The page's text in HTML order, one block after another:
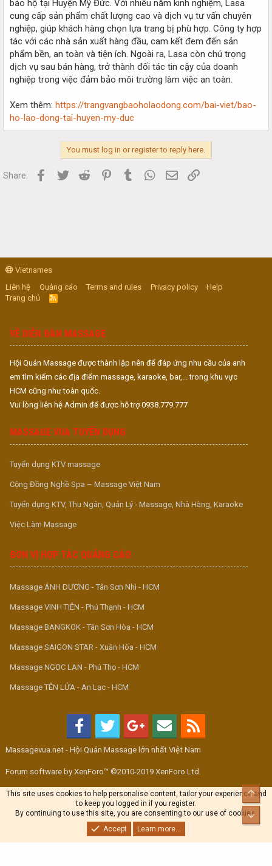
bảo hộ tại Huyện Mỹ Đức. Với nhiều năm kinh nghiệm, Lasa
cung cấp sản phẩm chất lượng cao và dịch vụ tư vấn chuyên
nghiệp, giúp khách hàng chọn lựa trang bị phù hợp. Công ty hợp
tác với các nhà sản xuất hàng đầu, cam kết đem đến sản
phẩm bền, an toàn và tiện ích. Ngoài ra, Lasa còn chú trọng
dịch vụ sau bán hàng, trở thành đối tác tin cậy của doanh
nghiệp trong việc đảm bảo môi trường làm việc an toàn.
Xem thêm: https://trangvangbaoholaodong.com/bai-viet/bao-
ho-lao-dong-tai-huyen-my-duc
You must log in or register to reply here.
Share: Facebook
Twitter Reddit PinterestTumblr WhatsApp
Email
Vietnames
Liên hệ
Quảng cáo Terms and rules Privacy policy
Help
Trang chủ
R
S
VỀ DIỄN ĐÀN MASSAGE
Hội Quán Massage được thành lập nên để đáp ứng nhu cầu của anh
em tìm kiếm các địa điểm massage, karaoke, bar,... trong khu vực
HCM cũng như toàn quốc.
Vui lòng liên hệ Admin để được hỗ trợ 0938.779.777
MASSAGE VUA TUYỂN DỤNG
Tuyển dụng KTV massage
Cộng Đồng Nghề Spa – Massage Việt Nam
Tuyển dụng KTV, Thu Ngân, Quản Lý - Massage, Nhà Hàng, Karaoke
Việc Làm Massage
ĐƠN VỊ HỢP TÁC QUẢNG CÁO
Massage ÁNH DƯƠNG - Tân Sơn Nhì - HCM
Massage VINH TIÊN - Phú Thạnh - HCM
Massage BANGKOK - Tân Sơn Hòa - HCM
Massage SAIGON STAR - Xuân Hòa - HCM
Massage NGỌC LAN - Phú Thọ - HCM
Massage TÊN LỬA - An Lạc - HCM
Massagevua.net - Hội Quán Massage lớn nhất Việt Nam
Forum software by XenForo™ ©2010-2019 XenForo Ltd.
This site uses cookies to help personalise content, tailor your experience and
to keep you logged in if you register.
By continuing to use this site, you are consenting to our use of cookies.
Accept
Learn more...
Top